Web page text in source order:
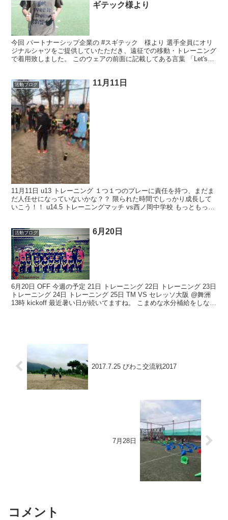
ギテック様より
今回 パートナーシップ企業の #スギテック 様より 選手全員にオリ
ジナルシャツをご提供していたただき、遠征での移動・トレーニング
で着用致しました。 このウェアの前面に記載してある言葉 「Let's
活動ブログ 11月11日
11月11日 u13 トレーニング １つ１つのプレーに責任を持つ、まだま
だ人任せになっていないかな？？ 限られた時間でしっかり成長して
いこう！！ u14.5 トレーニングマッチ vs西ノ岡中学校 もっともっと
活動ブログ 6月20日
6月20日 OFF 今週の予定 21日 トレーニング 22日 トレーニング 23日
トレーニング 24日 トレーニング 25日 TM VS セレッソ大阪 @舞洲
13時 kickoff 最近暑い日が続いてますね。 こまめな水分補給をしなが
2017.7.25 びわこ交流戦2017
7月28日
コメント